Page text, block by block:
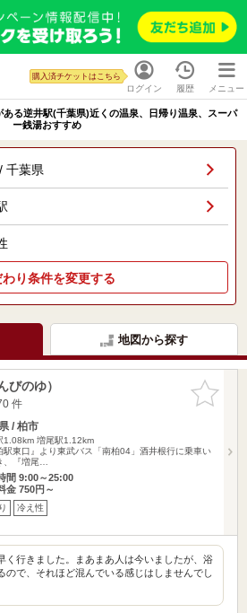
ログイン
購入済チケットはこちら
履歴 メニュー
ある逆井駅(千葉県)近くの温泉、日帰り温泉、スーパ
ー銭湯おすすめ
千葉県
わり条件を変更する
地図から探す
お気に入
りに追加
びのゆ）
件
/ 柏市
1.08km 増尾駅1.12km
駅東口』より東武バス「南柏04」酒井根行に乗車い
、『増尾…
間 9:00～25:00
金 750円～
冷え性
く行きました。まあまあ人は今いましたが、浴
ので、それほど混んでいる感じはしませんでし